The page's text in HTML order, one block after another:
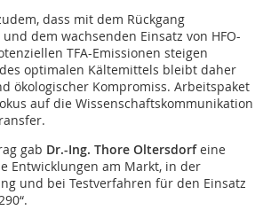
dass mit dem Rückgang
und dem wachsenden Einsatz von HFO-
TFA-Emissionen steigen
optimalen Kältemittels bleibt daher
ökologischer Kompromiss. Arbeitspaket
auf die Wissenschaftskommunikation
gab Dr.-Ing. Thore Oltersdorfeine
Entwicklungen am Markt, in der
und bei Testverfahren für den Einsatz